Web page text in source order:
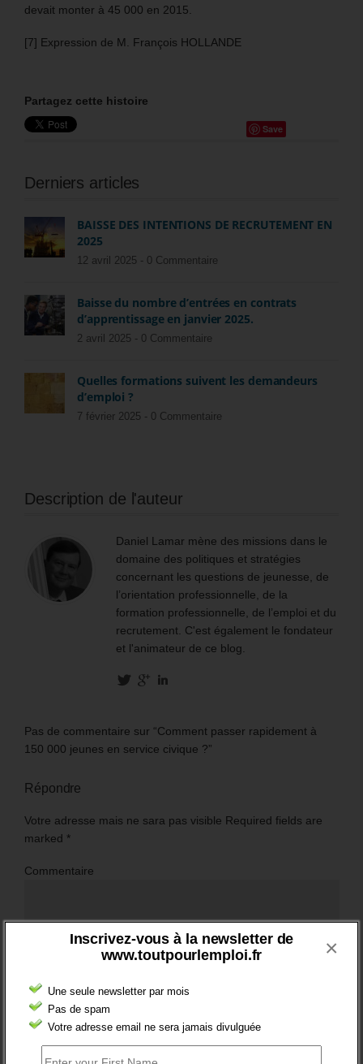
Inscrivez-vous à la newsletter de
www.toutpourlemploi.fr
Une seule newsletter par mois
Pas de spam
Votre adresse email ne sera jamais divulguée
×
devait monter à 45 000 en 2015.
[7] Expression de M. François HOLLANDE
Partagez cette histoire
Save
Derniers articles
BAISSE DES INTENTIONS DE RECRUTEMENT EN
2025
12 avril 2025 - 0 Commentaire
Baisse du nombre d’entrées en contrats
d’apprentissage en janvier 2025.
2 avril 2025 - 0 Commentaire
Quelles formations suivent les demandeurs
d’emploi ?
7 février 2025 - 0 Commentaire
Description de l'auteur
Daniel Lamar mène des missions dans le
domaine des politiques et stratégies
concernant les questions de jeunesse, de
l’orientation professionnelle, de la
formation professionnelle, de l’emploi et du
recrutement. C'est également le fondateur
et l'animateur de ce blog.
Pas de commentaire sur “Comment passer rapidement à
150 000 jeunes en service civique ?”
Répondre
Votre adresse mais ne sara pas visible Required fields are
marked *
Commentaire